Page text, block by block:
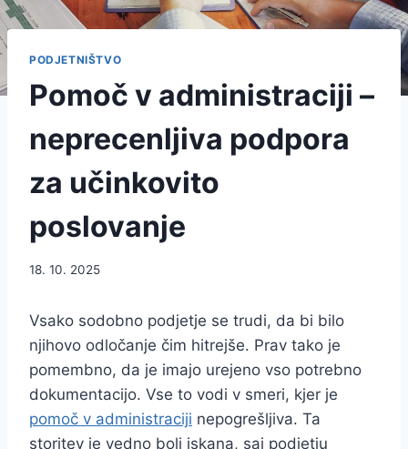
PODJETNIŠTVO
Pomoč v administraciji –
neprecenljiva podpora
za učinkovito
poslovanje
18. 10. 2025
Vsako sodobno podjetje se trudi, da bi bilo
njihovo odločanje čim hitrejše. Prav tako je
pomembno, da je imajo urejeno vso potrebno
dokumentacijo. Vse to vodi v smeri, kjer je
pomoč v administraciji nepogrešljiva. Ta
storitev je vedno bolj iskana, saj podjetju